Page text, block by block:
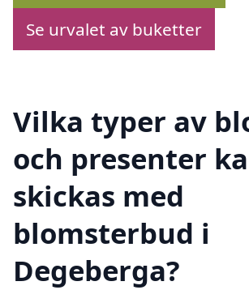
Se urvalet av buketter
Vilka typer av
och presenter
skickas med
blomsterbud i
Degeberga?